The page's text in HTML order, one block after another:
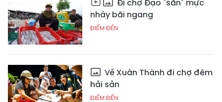
Đi chợ Đạo "săn" mực
nháy bãi ngang
ĐIỂM ĐẾN
Về Xuân Thành đi chợ đêm
hải sản
ĐIỂM ĐẾN